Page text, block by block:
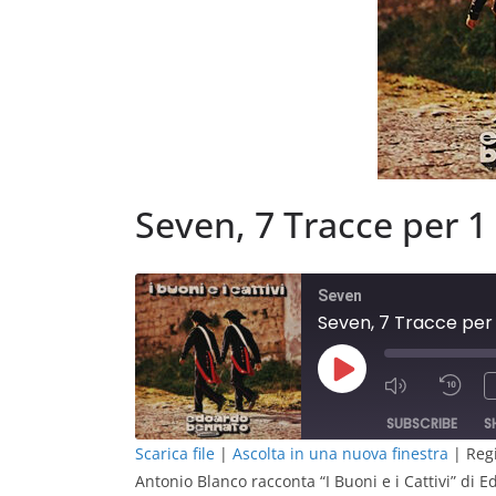
Seven, 7 Tracce per
Seven
Seven, 7 Tracce
Play
EpisodeSUBSCRIBE
SHARE
Scarica file | Ascolta in una nuova finestra |
Antonio Blanco racconta “I Buoni e i Cattivi” di